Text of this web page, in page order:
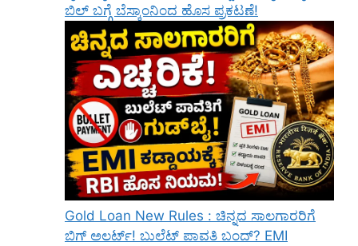
ಬಿಲ್ ಬಗ್ಗೆ ಬೆಸ್ಕಾಂನಿಂದ ಹೊಸ ಪ್ರಕಟಣೆ!
Gold Loan New Rules : ಚಿನ್ನದ ಸಾಲಗಾರರಿಗೆ
ಬಿಗ್ ಅಲರ್ಟ್! ಬುಲೆಟ್ ಪಾವತಿ ಬಂದ್? EMI